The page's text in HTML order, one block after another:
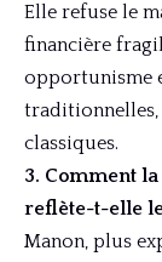
Elle refuse le
financière
opportunisme
traditionnelles,
classiques.
3. Comment
reflète-t-elle
Manon, plus